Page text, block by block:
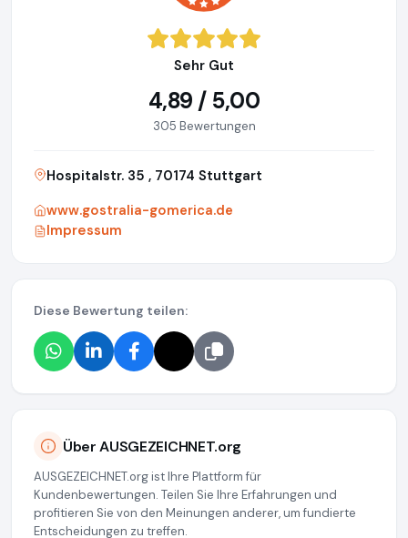
Sehr Gut
4,89 / 5,00
305 Bewertungen
Hospitalstr. 35 , 70174 Stuttgart
www.gostralia-gomerica.de
Impressum
Diese Bewertung teilen:
Über AUSGEZEICHNET.org
AUSGEZEICHNET.org ist Ihre Plattform für
Kundenbewertungen. Teilen Sie Ihre Erfahrungen und
profitieren Sie von den Meinungen anderer, um fundierte
Entscheidungen zu treffen.